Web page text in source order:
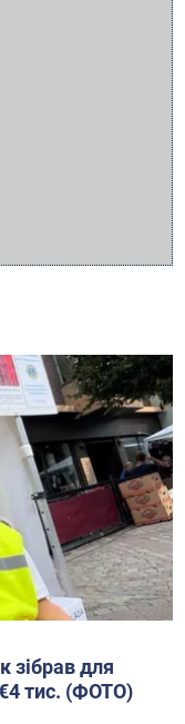
зібрав для
тис. (ФОТО)